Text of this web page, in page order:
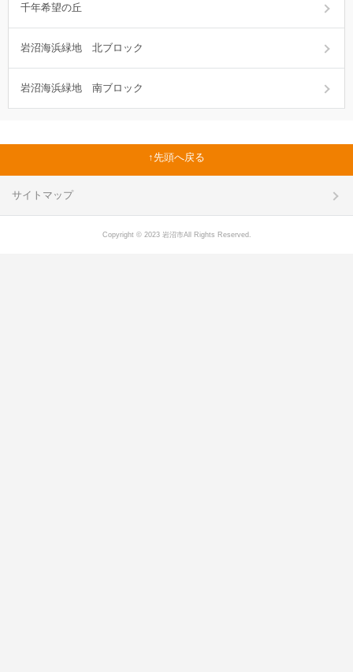
千年希望の丘
岩沼海浜緑地 北ブロック
岩沼海浜緑地 南ブロック
先頭へ戻る
サイトマップ
Copyright © 2023 岩沼市All Rights Reserved.